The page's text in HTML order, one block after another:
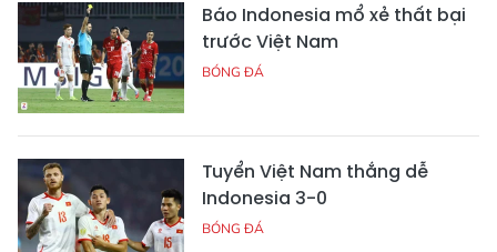
Báo Indonesia mổ xẻ thất bại
trước Việt Nam
BÓNG ĐÁ
Tuyển Việt Nam thắng dễ
Indonesia 3-0
BÓNG ĐÁ